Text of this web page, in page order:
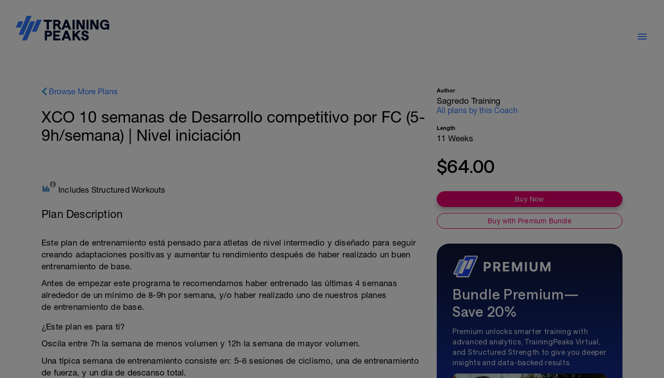
Browse More Plans
XCO 10 semanas de Desarrollo competitivo por FC (5-
9h/semana) | Nivel iniciación
Includes Structured Workouts
Plan Description
Este plan de entrenamiento está pensado para atletas de nivel intermedio y diseñado para seguir
creando adaptaciones positivas y aumentar tu rendimiento después de haber realizado un buen
entrenamiento de base.
Antes de empezar este programa te recomendamos haber entrenado las últimas 4 semanas
alrededor de un mínimo de 8-9h por semana, y/o haber realizado uno de nuestros planes
de entrenamiento de base.
¿Este plan es para tí?
Oscila entre 7h la semana de menos volumen y 12h la semana de mayor volumen.
Una típica semana de entrenamiento consiste en: 5-6 sesiones de ciclismo, una de entrenamiento
de fuerza, y un día de descanso total.
Author
Sagredo Training
All plans by this Coach
Length
11 Weeks
$64.00
Buy Now
Buy with Premium Bundle
Bundle Premium—
Save 20%
Premium unlocks smarter training with
advanced analytics, TrainingPeaks Virtual,
and Structured Strength to give you deeper
insights and data-backed results.